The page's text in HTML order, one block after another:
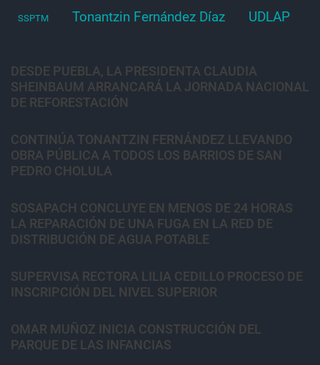
SSPTM Tonantzin Fernández Díaz UDLAP
DESDE PUEBLA, LA PRESIDENTA CLAUDIA
SHEINBAUM ARRANCARÁ LA JORNADA NACIONAL
DE REFORESTACIÓN
CONTINÚA TONANTZIN FERNÁNDEZ LLEVANDO
OBRA PÚBLICA A TODOS LOS BARRIOS DE SAN
PEDRO CHOLULA
SOSAPACH CONCLUYE EN MENOS DE 24 HORAS
LA REPARACIÓN DE UNA FUGA EN LA RED DE
DISTRIBUCIÓN DE AGUA POTABLE
SUPERVISA RECTORA LILIA CEDILLO PROCESO DE
INSCRIPCIÓN DEL NIVEL SUPERIOR
OMAR MUÑOZ INICIA CONSTRUCCIÓN DEL
PARQUE DE LAS INFANCIAS